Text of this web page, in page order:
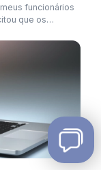
funcionários
que os